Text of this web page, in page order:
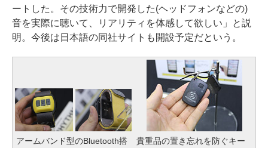
ートした。その技術力で開発した(ヘッドフォンなどの)
音を実際に聴いて、リアリティを体感して欲しい」と説
明。今後は日本語の同社サイトも開設予定だという。
アームバンド型のBluetooth搭
貴重品の置き忘れを防ぐキー